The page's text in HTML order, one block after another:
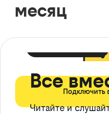
месяц
Все
Читайте и
Подключить